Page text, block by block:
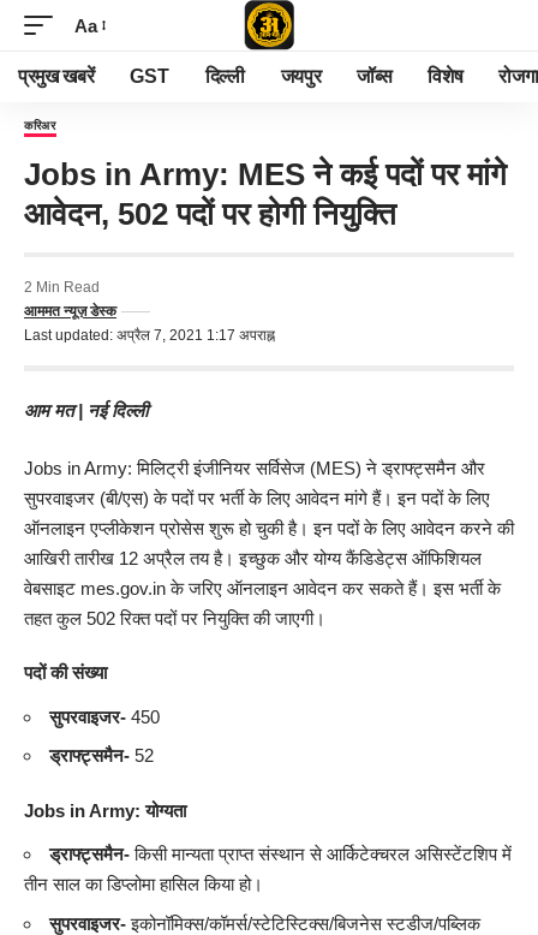
Aa
प्रमुख खबरें GST दिल्ली जयपुर जॉब्स विशेष
करिअर
Jobs in Army: MES ने कई पदों पर मांगे
आवेदन, 502 पदों पर होगी नियुक्ति
Last updated: अप्रैल 7, 2021 1:17 अपराह्न
आममत न्यूज़ डेस्क
2 Min Read
आम मत| नई दिल्ली
Jobs in Army: मिलिट्री इंजीनियर सर्विसेज (MES) ने ड्राफ्ट्समैन और
सुपरवाइजर (बी/एस) के पदों पर भर्ती के लिए आवेदन मांगे हैं। इन पदों के लिए
ऑनलाइन एप्लीकेशन प्रोसेस शुरू हो चुकी है। इन पदों के लिए आवेदन करने की
आखिरी तारीख 12 अप्रैल तय है। इच्छुक और योग्य कैंडिडेट्स ऑफिशियल
वेबसाइट mes.gov.in के जरिए ऑनलाइन आवेदन कर सकते हैं। इस भर्ती के
तहत कुल 502 रिक्त पदों पर नियुक्ति की जाएगी।
पदों की संख्या
सुपरवाइजर- 450
ड्राफ्ट्समैन- 52
Jobs in Army:योग्यता
ड्राफ्ट्समैन-किसी मान्यता प्राप्त संस्थान से आर्किटेक्चरल असिस्टेंटशिप में
तीन साल का डिप्लोमा हासिल किया हो।
सुपरवाइजर-इकोनॉमिक्स/कॉमर्स/स्टेटिस्टिक्स/बिजनेस स्टडीज/पब्लिक